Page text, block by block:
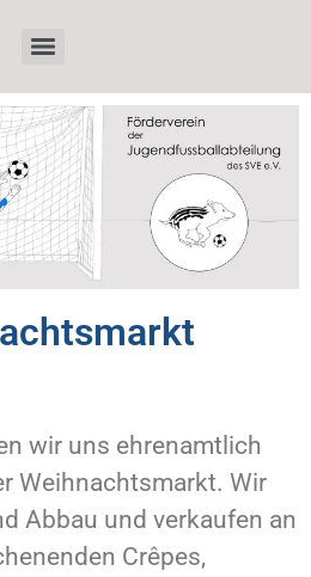
wir uns ehrenamtlich
Weihnachtsmarkt. Wir
Abbau und verkaufen an
Crêpes,